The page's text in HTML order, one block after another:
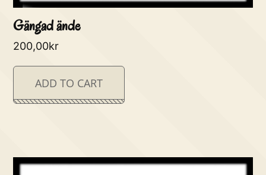
Gängad ände
200,00kr
ADD TO CART